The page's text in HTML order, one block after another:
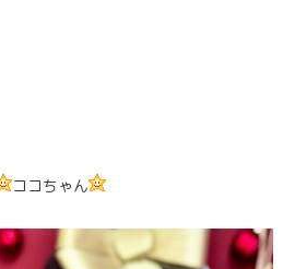
ココちゃん